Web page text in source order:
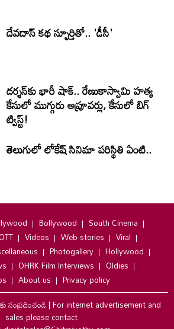
దేవదాస్ కథ స్ఫూర్తితో.. 'డీసీ'
దర్శన్‌కు భారీ షాక్.. రేణుకాస్వామి హత్య
కేసులో ముగ్గురు అప్రూవర్లు, కేసులో బిగ్
ట్విస్ట్!
తెలుగులో లోకేష్ సినిమా పరిస్థితి ఏంటి..
Bollywood
South Cinema
OTT Videos Web-stories
Viral
Photogallery
Hollywood
OHRK Film Interviews
Oldies
About us
Privacy policy
సంప్రదించండి|For internet advertisement and
sales please contact